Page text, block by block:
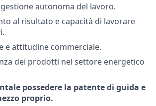
autonoma del lavoro.
al risultato e capacità di lavorare
e attitudine commerciale.
dei prodotti nel settore energetico
possedere la patente di guida e
proprio.